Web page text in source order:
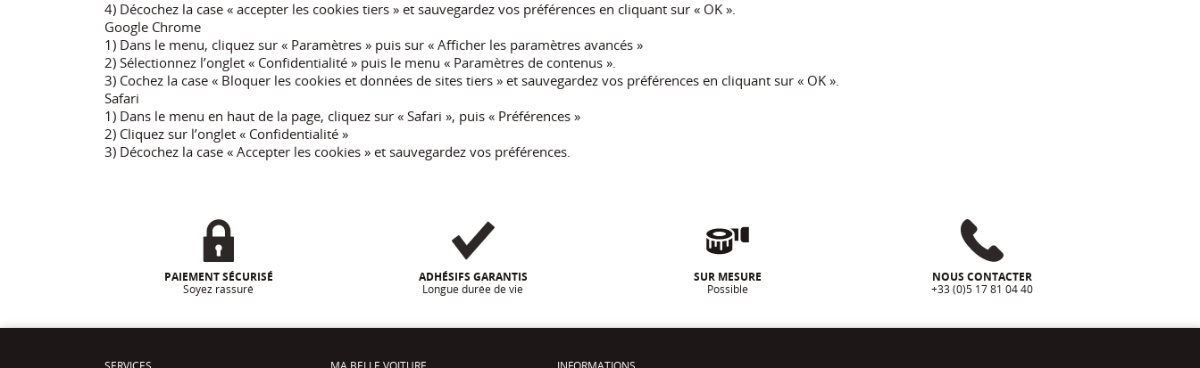
4) Décochez la case « accepter les cookies tiers » et sauvegardez vos préférences en cliquant sur « OK ».
Google Chrome
1) Dans le menu, cliquez sur « Paramètres » puis sur « Afficher les paramètres avancés »
2) Sélectionnez l’onglet « Confidentialité » puis le menu « Paramètres de contenus ».
3) Cochez la case « Bloquer les cookies et données de sites tiers » et sauvegardez vos préférences en cliquant sur « OK ».
Safari
1) Dans le menu en haut de la page, cliquez sur « Safari », puis « Préférences »
2) Cliquez sur l’onglet « Confidentialité »
3) Décochez la case « Accepter les cookies » et sauvegardez vos préférences.
PAIEMENT SÉCURISÉ
Soyez rassuré
ADHÉSIFS GARANTIS
Longue durée de vie
SUR MESURE
Possible
NOUS CONTACTER
+33 (0)5 17 81 04 40